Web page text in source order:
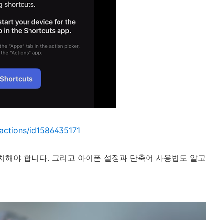
id1586435171
야 합니다. 그리고 아이폰 설정과 단축어 사용법도 알